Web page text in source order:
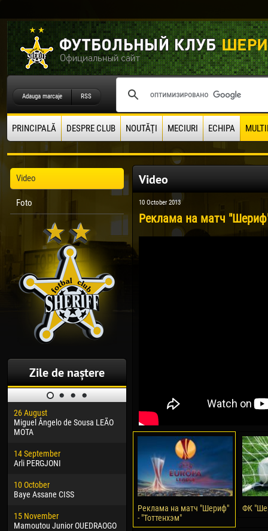
Adauga marcaje RSS
PRINCIPALĂ DESPRE CLUB NOUTĂŢI MECIURI ECHIPA
Video
Foto
Zile de naștere
26 August
Miguel Ângelo de Sousa LEÃO
MOTA
14 September
Arli PERGJONI
10 October
Baye Assane CISS
15 November
Mamoutou Junior OUEDRAOGO
30 January
Dhoraso Moreo KLAS
Vladislav COSTIN
02 March
Veaceslav COZMA
09 March
Emmanuel AFETSE
04
13
24
15
Video
10 October 2013
Реклама на матч
Реклама на матч "Шериф"
- "Тоттенхэм"
ФК